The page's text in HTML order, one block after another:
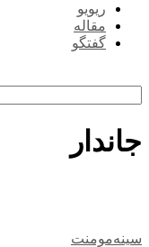
ریویو
مقاله
گفتگو
جاندار
سینه‌مومنت